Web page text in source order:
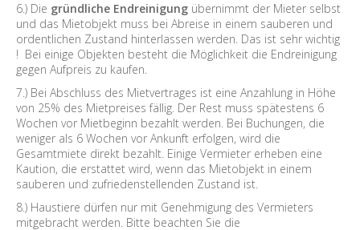
6.) Die gründliche Endreinigung übernimmt der Mieter selbst
und das Mietobjekt muss bei Abreise in einem sauberen und
ordentlichen Zustand hinterlassen werden. Das ist sehr wichtig
! Bei einige Objekten besteht die Möglichkeit die Endreinigung
gegen Aufpreis zu kaufen.
7.) Bei Abschluss des Mietvertrages ist eine Anzahlung in Höhe
von 25% des Mietpreises fällig. Der Rest muss spätestens 6
Wochen vor Mietbeginn bezahlt werden. Bei Buchungen, die
weniger als 6 Wochen vor Ankunft erfolgen, wird die
Gesamtmiete direkt bezahlt. Einige Vermieter erheben eine
Kaution, die erstattet wird, wenn das Mietobjekt in einem
sauberen und zufriedenstellenden Zustand ist.
8.) Haustiere dürfen nur mit Genehmigung des Vermieters
mitgebracht werden. Bitte beachten Sie die